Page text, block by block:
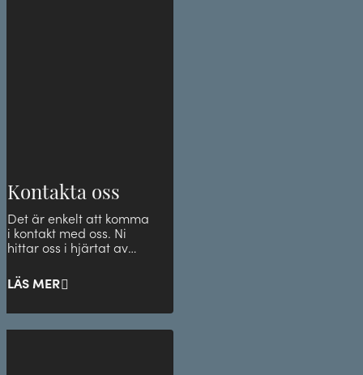
Kontakta oss
Det är enkelt att komma
i kontakt med oss. Ni
hittar oss i hjärtat av
LÄS MER